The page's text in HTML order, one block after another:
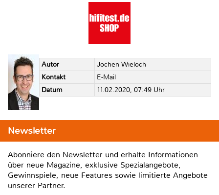
Autor
Jochen Wieloch
Kontakt
E-Mail
Datum
11.02.2020, 07:49 Uhr
Newsletter
Abonniere den Newsletter und erhalte Informationen
über neue Magazine, exklusive Spezialangebote,
Gewinnspiele, neue Features sowie limitierte Angebote
unserer Partner.